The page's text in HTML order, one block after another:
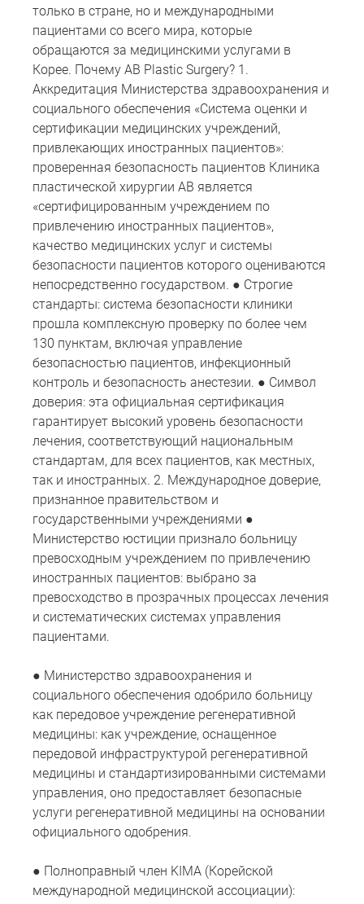
только в стране, но и международными
пациентами со всего мира, которые
обращаются за медицинскими услугами в
Корее. Почему AB Plastic Surgery? 1.
Аккредитация Министерства здравоохранения и
социального обеспечения «Система оценки и
сертификации медицинских учреждений,
привлекающих иностранных пациентов»:
проверенная безопасность пациентов Клиника
пластической хирургии AB является
«сертифицированным учреждением по
привлечению иностранных пациентов»,
качество медицинских услуг и системы
безопасности пациентов которого оцениваются
непосредственно государством. ● Строгие
стандарты: система безопасности клиники
прошла комплексную проверку по более чем
130 пунктам, включая управление
безопасностью пациентов, инфекционный
контроль и безопасность анестезии. ● Символ
доверия: эта официальная сертификация
гарантирует высокий уровень безопасности
лечения, соответствующий национальным
стандартам, для всех пациентов, как местных,
так и иностранных. 2. Международное доверие,
признанное правительством и
государственными учреждениями ●
Министерство юстиции признало больницу
превосходным учреждением по привлечению
иностранных пациентов: выбрано за
превосходство в прозрачных процессах лечения
и систематических системах управления
пациентами.
● Министерство здравоохранения и
социального обеспечения одобрило больницу
как передовое учреждение регенеративной
медицины: как учреждение, оснащенное
передовой инфраструктурой регенеративной
медицины и стандартизированными системами
управления, оно предоставляет безопасные
услуги регенеративной медицины на основании
официального одобрения.
● Полноправный член KIMA (Корейской
международной медицинской ассоциации):